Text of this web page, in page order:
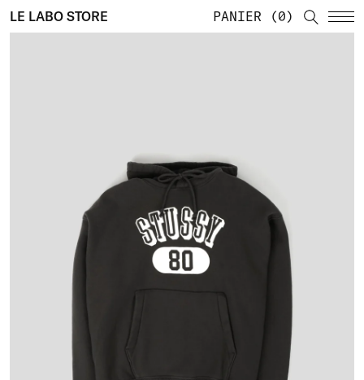
LE LABO STORE PANIER 0